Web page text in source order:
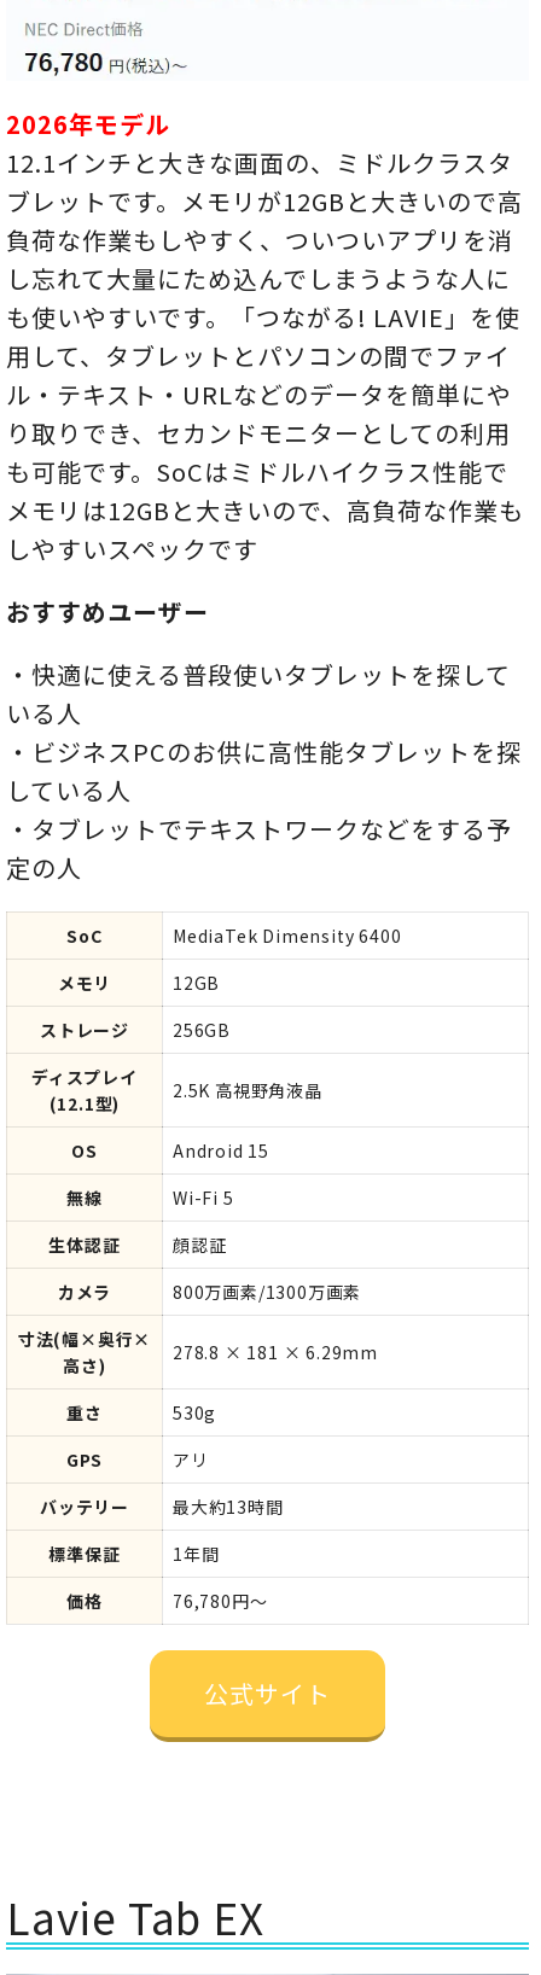
2026年モデル
12.1インチと大きな画面の、ミドルクラスタ
ブレットです。メモリが12GBと大きいので高
負荷な作業もしやすく、ついついアプリを消
し忘れて大量にため込んでしまうような人に
も使いやすいです。「つながる! LAVIE」を使
用して、タブレットとパソコンの間でファイ
ル・テキスト・URLなどのデータを簡単にや
り取りでき、セカンドモニターとしての利用
も可能です。SoCはミドルハイクラス性能で
メモリは12GBと大きいので、高負荷な作業も
しやすいスペックです
おすすめユーザー
・快適に使える普段使いタブレットを探して
いる人
・ビジネスPCのお供に高性能タブレットを探
している人
・タブレットでテキストワークなどをする予
定の人
SoC
MediaTek Dimensity 6400
メモリ
12GB
ストレージ
256GB
ディスプレイ
(12.1型)
2.5K 高視野角液晶
OS
Android 15
無線
Wi-Fi 5
生体認証
顔認証
カメラ
800万画素/1300万画素
寸法(幅×奥行×
高さ)
278.8 × 181 × 6.29mm
重さ
530g
GPS
アリ
バッテリー
最大約13時間
標準保証
1年間
価格
76,780円～
公式サイト
Lavie Tab EX